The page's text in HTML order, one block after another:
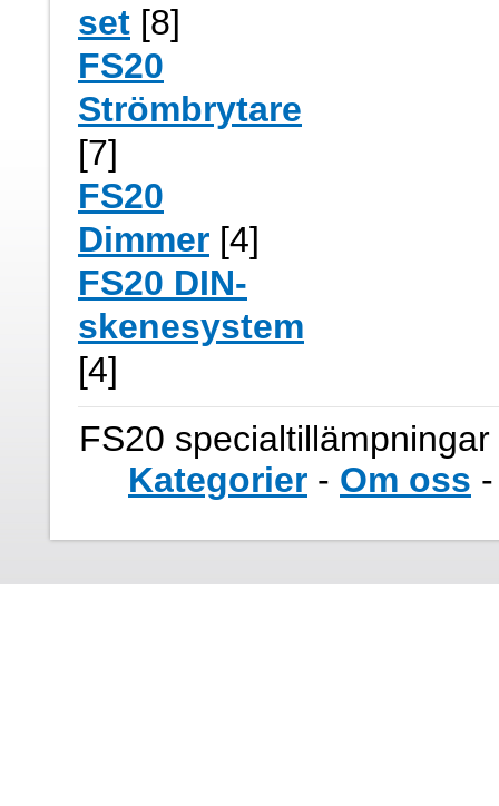
set [8]
FS20
Strömbrytare
[7]
FS20
Dimmer [4]
FS20 DIN-
skenesystem
[4]
FS20
Kategorier - Om oss